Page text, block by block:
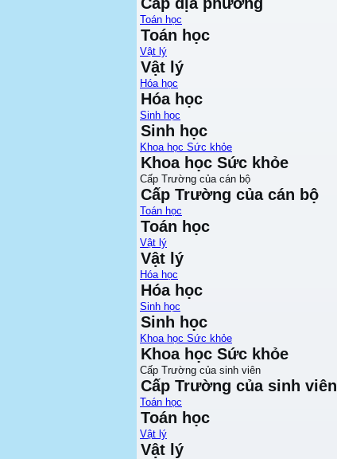
Toán học
Toán học
Vật lý
Vật lý
Hóa học
Hóa học
Sinh học
Sinh học
Khoa học Sức khỏe
Khoa học Sức khỏe
Cấp Trường của cán bộ
Cấp Trường của cán bộ
Toán học
Toán học
Vật lý
Vật lý
Hóa học
Hóa học
Sinh học
Sinh học
Khoa học Sức khỏe
Khoa học Sức khỏe
Cấp Trường của sinh viên
Cấp Trường của sinh viên
Toán học
Toán học
Vật lý
Vật lý